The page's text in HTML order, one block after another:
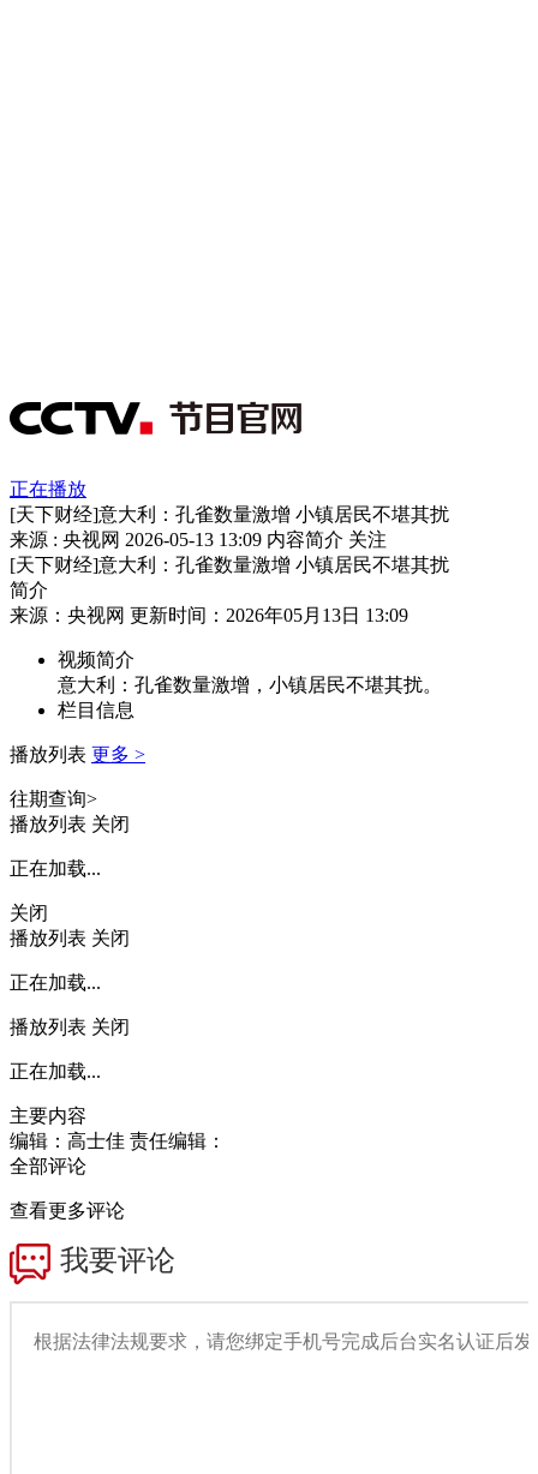
正在播放
[天下财经]意大利：孔雀数量激增 小镇居民不堪其扰
来源 : 央视网 2026-05-13 13:09 内容简介 关注
[天下财经]意大利：孔雀数量激增 小镇居民不堪其扰
简介
来源：央视网 更新时间：2026年05月13日 13:09
视频简介
意大利：孔雀数量激增，小镇居民不堪其扰。
栏目信息
播放列表 更多 >
往期查询>
播放列表 关闭
正在加载...
关闭
播放列表 关闭
正在加载...
播放列表 关闭
正在加载...
主要内容
编辑：高士佳 责任编辑：
全部评论
查看更多评论